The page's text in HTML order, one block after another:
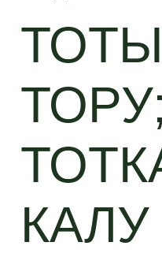
ТОРУ;
КАЛУ